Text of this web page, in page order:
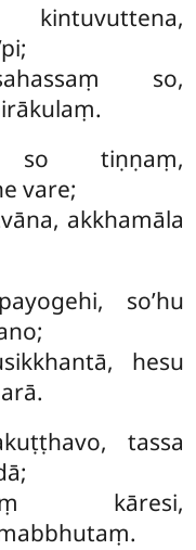
so,
so tiṇṇaṃ,
vare;
akkhamāla
so’hu
hesu
tassa
kāresi,